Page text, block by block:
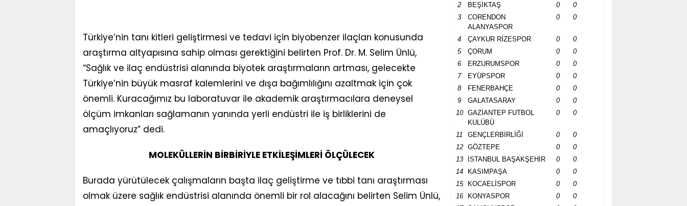
Türkiye’nin tanı kitleri geliştirmesi ve tedavi için biyobenzer ilaçları konusunda
araştırma altyapısına sahip olması gerektiğini belirten Prof. Dr. M. Selim Ünlü,
“Sağlık ve ilaç endüstrisi alanında biyotek araştırmaların artması, gelecekte
Türkiye’nin büyük masraf kalemlerini ve dışa bağımlılığını azaltmak için çok
önemli. Kuracağımız bu laboratuvar ile akademik araştırmacılara deneysel
ölçüm imkanları sağlamanın yanında yerli endüstri ile iş birliklerini de
amaçlıyoruz” dedi.
MOLEKÜLLERİN BİRBİRİYLE ETKİLEŞİMLERİ ÖLÇÜLECEK
Burada yürütülecek çalışmaların başta ilaç geliştirme ve tıbbi tanı araştırması
olmak üzere sağlık endüstrisi alanında önemli bir rol alacağını belirten Selim Ünlü,
2 BEŞİKTAŞ 0
0
3
CORENDON
ALANYASPOR
0 0
4 ÇAYKUR RİZESPOR 0
0
5
ÇORUM 0
0
6
ERZURUMSPOR 0
0
7
EYÜPSPOR 0
0
8
FENERBAHÇE 0
0
9
GALATASARAY 0
0
10
GAZİANTEP FUTBOL
KULÜBÜ
0 0
11 GENÇLERBİRLİĞİ 0
0
12
GÖZTEPE 0
0
13
İSTANBUL BAŞAKŞEHİR 0
0
14
KASIMPAŞA 0
0
15
KOCAELİSPOR 0
0
16
KONYASPOR 0
0